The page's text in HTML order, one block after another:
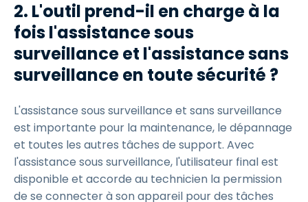
2. L'outil prend-il en charge à la
fois l'assistance sous
surveillance et l'assistance sans
surveillance en toute sécurité ?
L'assistance sous surveillance et sans surveillance
est importante pour la maintenance, le dépannage
et toutes les autres tâches de support. Avec
l'assistance sous surveillance, l'utilisateur final est
disponible et accorde au technicien la permission
de se connecter à son appareil pour des tâches